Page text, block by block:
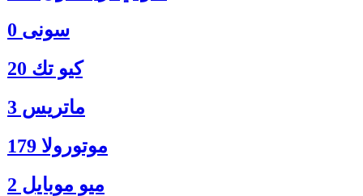
سونی 0
كيو تك 20
ماتريس 3
موتورولا 179
ميو موبايل 2